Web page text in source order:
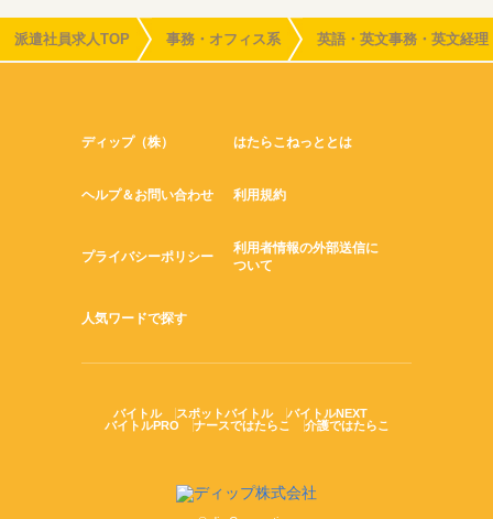
派遣社員求人TOP 事務・オフィス系 英語・英文事務・英文経理
ディップ（株） はたらこねっととは
ヘルプ＆お問い合わせ 利用規約
プライバシーポリシー
利用者情報の外部送信に
ついて
人気ワードで探す
バイトル スポットバイトル
バイトルNEXT
バイトルPRO
ナースではたらこ 介護ではたらこ